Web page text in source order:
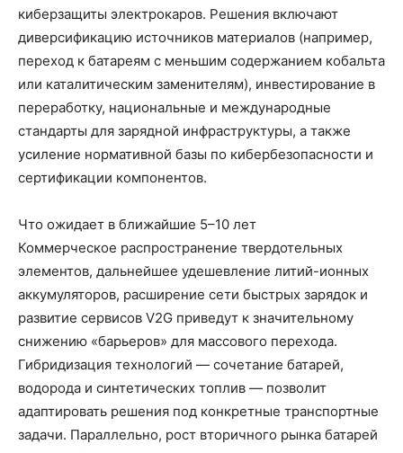
киберзащиты электрокаров. Решения включают
диверсификацию источников материалов (например,
переход к батареям с меньшим содержанием кобальта
или каталитическим заменителям), инвестирование в
переработку, национальные и международные
стандарты для зарядной инфраструктуры, а также
усиление нормативной базы по кибербезопасности и
сертификации компонентов.
Что ожидает в ближайшие 5–10 лет
Коммерческое распространение твердотельных
элементов, дальнейшее удешевление литий-ионных
аккумуляторов, расширение сети быстрых зарядок и
развитие сервисов V2G приведут к значительному
снижению «барьеров» для массового перехода.
Гибридизация технологий — сочетание батарей,
водорода и синтетических топлив — позволит
адаптировать решения под конкретные транспортные
задачи. Параллельно, рост вторичного рынка батарей